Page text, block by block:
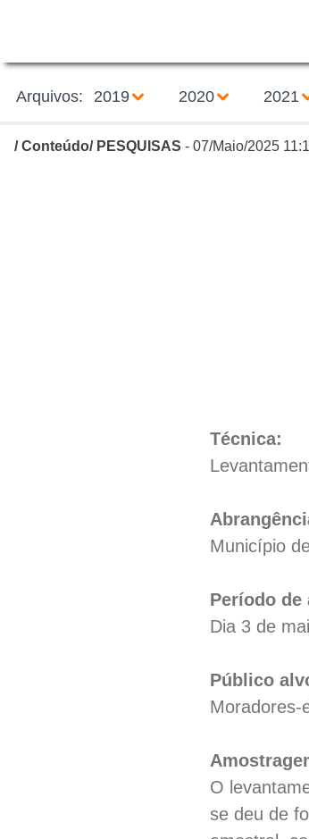
Arquivos: 2019 2020 2021
/ Conteúdo/ PESQUISAS - 07/Maio/2025
Técnica:
Município
Período de
Dia 3 de
Público
Moradores-
O
se deu de